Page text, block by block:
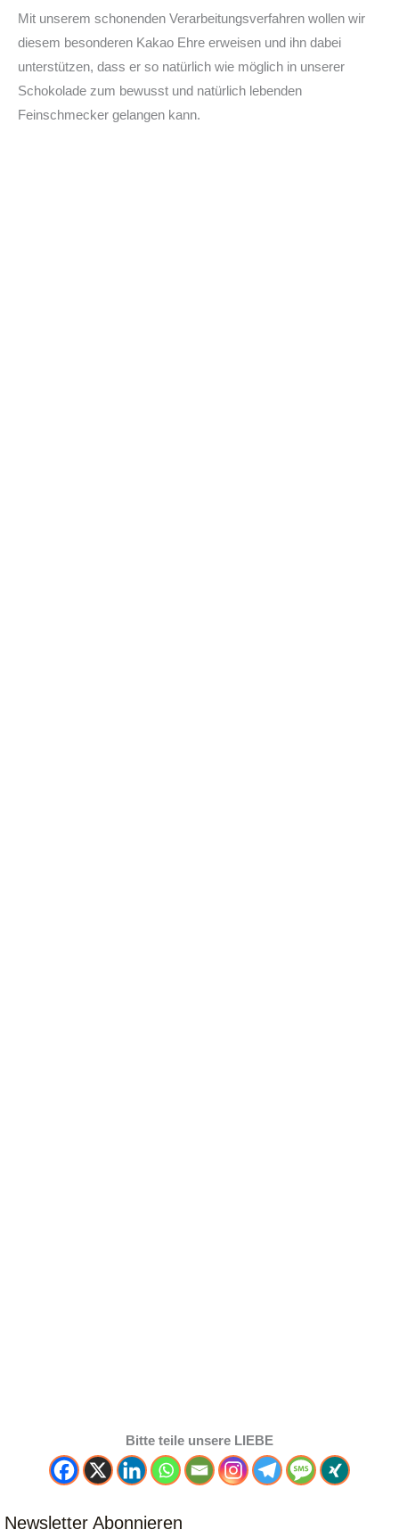
Mit unserem schonenden Verarbeitungsverfahren wollen wir
diesem besonderen Kakao Ehre erweisen und ihn dabei
unterstützen, dass er so natürlich wie möglich in unserer
Schokolade zum bewusst und natürlich lebenden
Feinschmecker gelangen kann.
Bitte teile unsere LIEBE
Newsletter Abonnieren